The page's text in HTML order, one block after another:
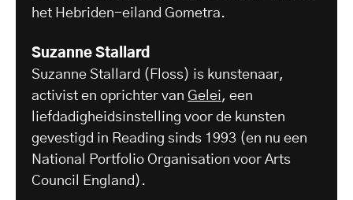
het Hebriden-eiland Gometra.
Suzanne Stallard
Suzanne Stallard (Floss) is kunstenaar,
activist en oprichter van Gelei, een
liefdadigheidsinstelling voor de kunsten
gevestigd in Reading sinds 1993 (en nu een
National Portfolio Organisation voor Arts
Council England).